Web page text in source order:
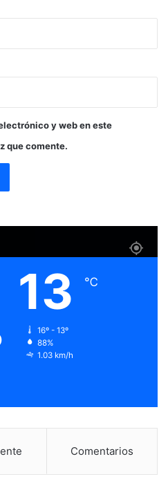
y web en este
que comente.
13 ℃
16º - 13º
88%
1.03 km/h
Comentarios